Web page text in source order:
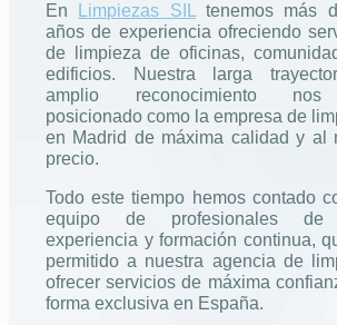
En Limpiezas SILtenemos más
años de experiencia ofreciendo
de limpieza de oficinas,
edificios. Nuestra larga
amplio reconocimiento
posicionado como la empresa de
en Madrid de máxima calidad y al
precio.
Todo este tiempo hemos contado
equipo de profesionales de
experiencia y formación continua,
permitido a nuestra agencia de
ofrecer servicios de máxima
forma exclusiva en España.